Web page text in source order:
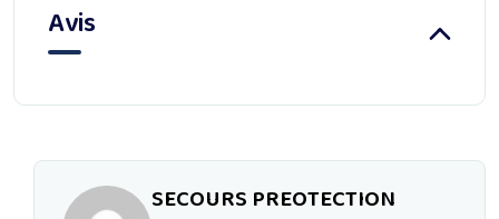
Avis
SECOURS PREOTECTION